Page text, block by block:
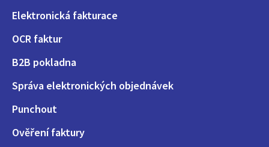
Elektronická fakturace
OCR faktur
B2B pokladna
Správa elektronických objednávek
Punchout
Ověření faktury